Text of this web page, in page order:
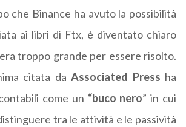
che Binance ha avuto la possibilità
ai libri di Ftx, è diventato chiaro
troppo grande per essere risolto.
citata daAssociated Press ha
come un “buco nero” in cui
tra le attività e le passività